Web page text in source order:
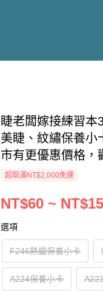
睫老闆嫁接練習本
美睫、紋繡保養小
市有更優惠價格，
超取滿NT$2,000免運
NT$60 ~
選項
F246熱蠟保養小卡
A224保養小卡